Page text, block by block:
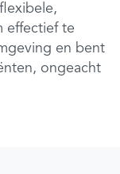
effectief te
en bent
ongeacht